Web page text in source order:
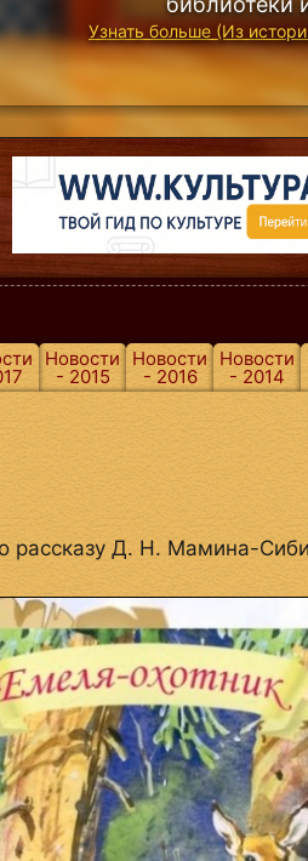
Узнать больше (Из
Новости
- 2015
Новости
- 2016
Новости
- 2014
рассказу Д. Н. Мамина-